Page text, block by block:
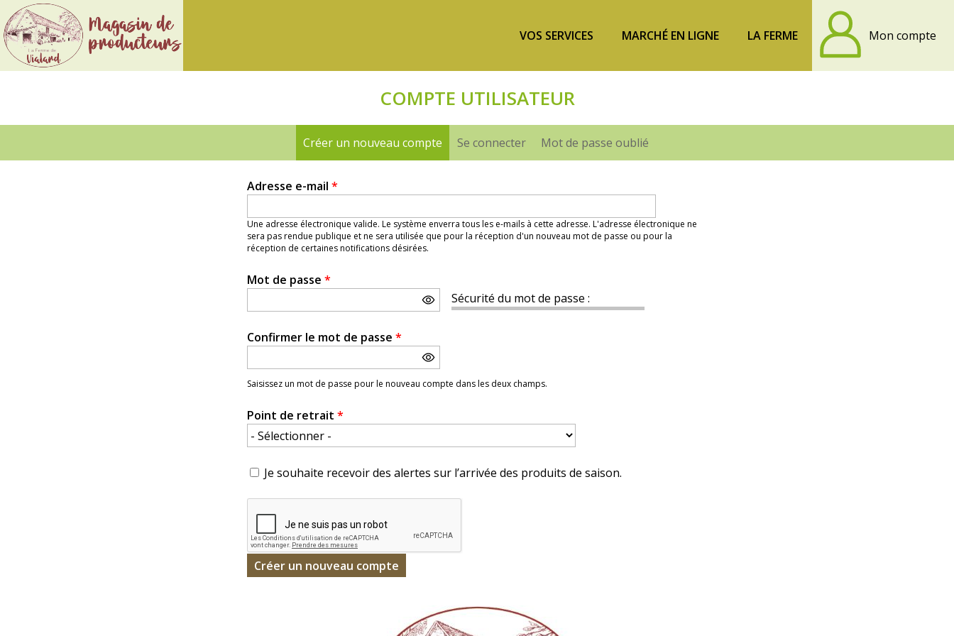
VOS SERVICES MARCHÉ EN LIGNE LA FERME Mon compte
COMPTE UTILISATEUR
principaux
Créer un nouveau compte (onglet actif)
Se connecter Mot de passe oublié
Adresse e-mail *
Une adresse électronique valide. Le système enverra tous les e-mails à cette adresse. L'adresse électronique ne
sera pas rendue publique et ne sera utilisée que pour la réception d'un nouveau mot de passe ou pour la
réception de certaines notifications désirées.
Mot de passe *
Sécurité du mot de passe :
Confirmer le mot de passe *
Saisissez un mot de passe pour le nouveau compte dans les deux champs.
Point de retrait *
Je souhaite recevoir des alertes sur l’arrivée des produits de saison.